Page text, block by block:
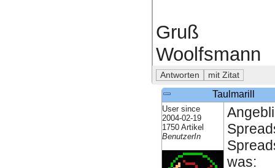
Gruß
Woolfsmann
Taulmarill
User since
2004-02-19
1750 Artikel
BenutzerIn
was: